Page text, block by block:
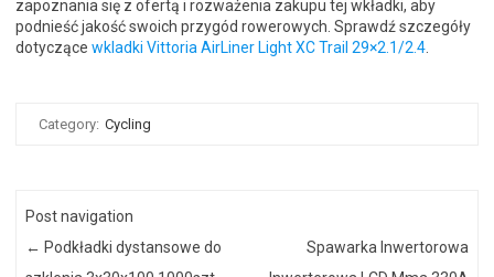
zapoznania się z ofertą i rozważenia zakupu tej wkładki, aby
podnieść jakość swoich przygód rowerowych. Sprawdź szczegóły
dotyczące wkladki Vittoria AirLiner Light XC Trail 29×2.1/2.4.
Category: Cycling
Post navigation
← Podkładki dystansowe do
Spawarka Inwertorowa